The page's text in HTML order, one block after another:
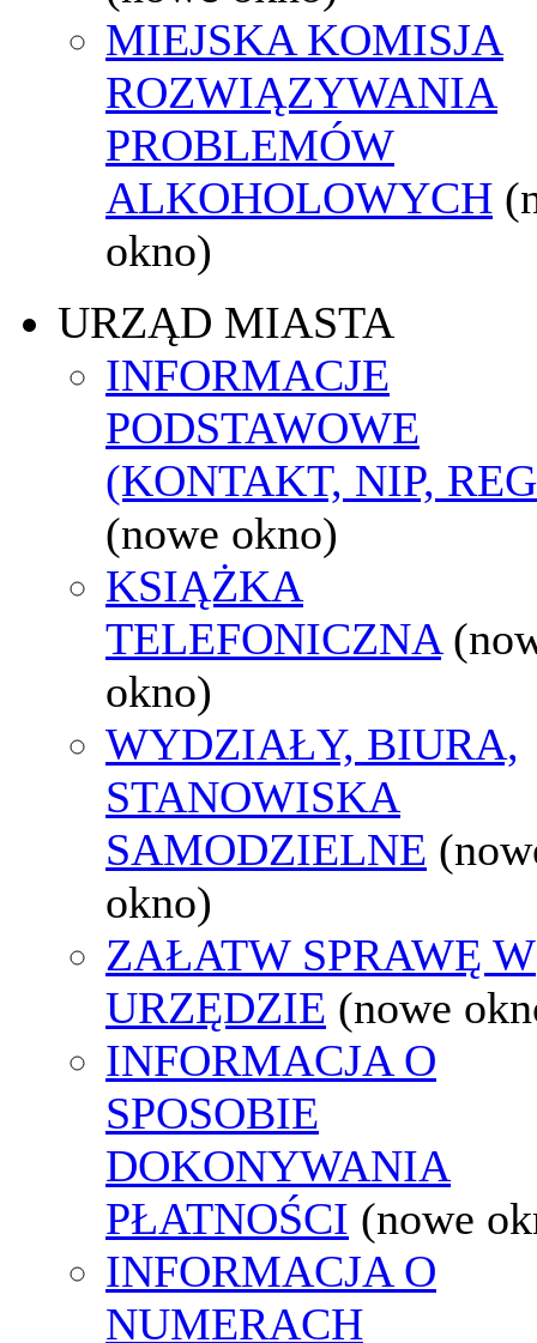
MIEJSKA KOMISJA
ROZWIĄZYWANIA
PROBLEMÓW
ALKOHOLOWYCH
okno)
URZĄD MIASTA
INFORMACJE
PODSTAWOWE
(KONTAKT, NIP,
(nowe okno)
KSIĄŻKA
TELEFONICZNA
okno)
WYDZIAŁY, BIURA,
STANOWISKA
SAMODZIELNE
okno)
ZAŁATW SPRAWĘ W
URZĘDZIE (nowe
INFORMACJA O
SPOSOBIE
DOKONYWANIA
PŁATNOŚCI (nowe
INFORMACJA O
NUMERACH